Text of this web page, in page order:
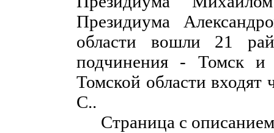
Президиума
области вошли 21
подчинения - Томск и
Томской области входят
С..
Страница с